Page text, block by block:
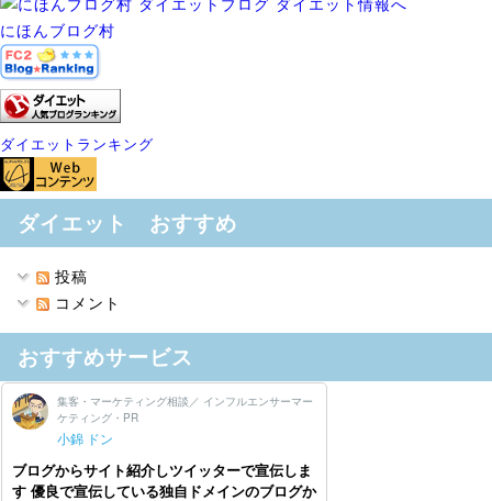
にほんブログ村
ダイエットランキング
ダイエット おすすめ
投稿
コメント
おすすめサービス